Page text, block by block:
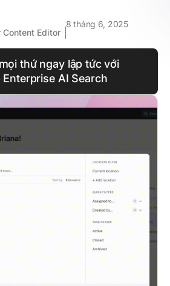
Content Editor
8 tháng 6, 2025
thứ ngay lập tức với
Enterprise AI Search